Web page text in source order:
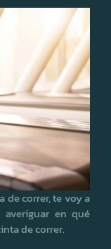
de correr, te voy a
en qué
de correr.